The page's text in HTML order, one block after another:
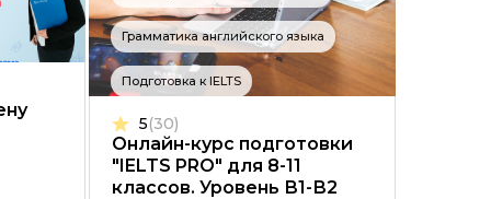
Цена ↑
Цена ↓
Рассрочка ↑
Рассрочка ↓
Начало ↑
Грамматика английского языка
Подготовка к IELTS
Онлайн-курс подготовки
"IELTS PRO" для 8-11
классов. Уровень В1-В2
5(30)